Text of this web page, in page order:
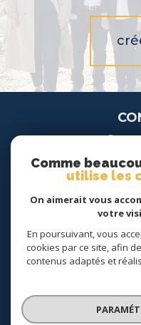
Comme
utilise les
On aimerait vous
votre
En poursuivant, vous
cookies par ce site, afin
contenus adaptés et